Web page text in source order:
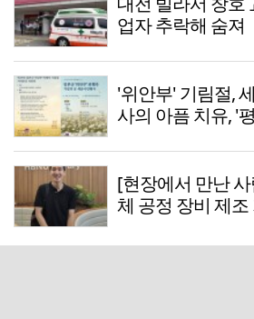
업자 추락해 숨져
'위안부' 기림절,
사의 아픔 치유, '
[현장에서 만난
체 공정 장비 제조